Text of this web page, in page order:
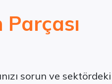
sorun ve sektördeki